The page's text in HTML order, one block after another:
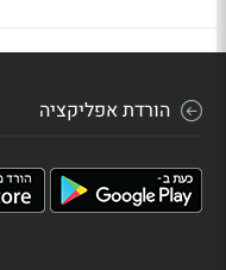
הורדת אפליקציה